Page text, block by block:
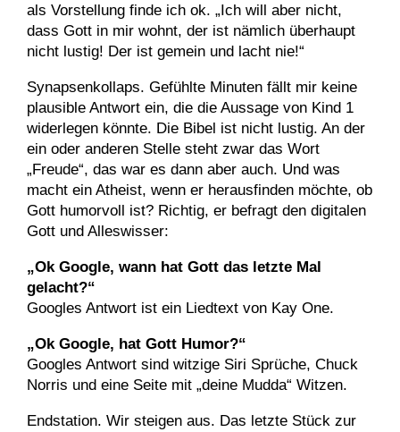
als Vorstellung finde ich ok. „Ich will aber nicht,
dass Gott in mir wohnt, der ist nämlich überhaupt
nicht lustig! Der ist gemein und lacht nie!“
Synapsenkollaps. Gefühlte Minuten fällt mir keine
plausible Antwort ein, die die Aussage von Kind 1
widerlegen könnte. Die Bibel ist nicht lustig. An der
ein oder anderen Stelle steht zwar das Wort
„Freude“, das war es dann aber auch. Und was
macht ein Atheist, wenn er herausfinden möchte, ob
Gott humorvoll ist? Richtig, er befragt den digitalen
Gott und Alleswisser:
„Ok Google, wann hat Gott das letzte Mal
gelacht?“
Googles Antwort ist ein Liedtext von Kay One.
„Ok Google, hat Gott Humor?“
Googles Antwort sind witzige Siri Sprüche, Chuck
Norris und eine Seite mit „deine Mudda“ Witzen.
Endstation. Wir steigen aus. Das letzte Stück zur